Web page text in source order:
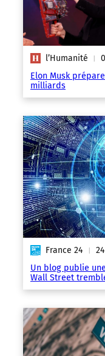
l’Humanité |
Elon Musk
milliards
France 24 |
Un blog publie
Wall Street